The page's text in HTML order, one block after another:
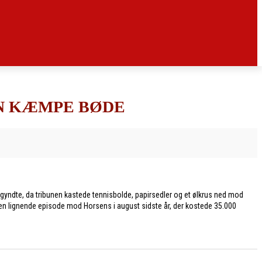
KÆMPE BØDE
da tribunen kastede tennisbolde, papirsedler og et ølkrus ned mod
episode mod Horsens i august sidste år, der kostede 35.000